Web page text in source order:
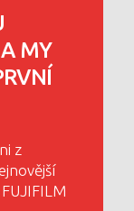
MY
z